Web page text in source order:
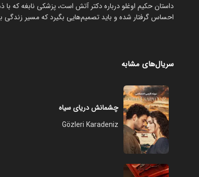
‏داستان حکیم اوغلو درباره دکتر آتش است، پزشکی نابغه که
احساس گرفتار شده و باید تصمیم‌هایی بگیرد که مسیر زندگی
سریال‌های مشابه
چشمانش دریای سیاه
Gözleri Karadeniz